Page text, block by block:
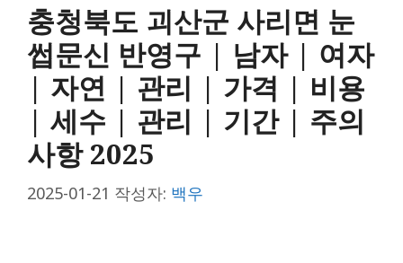
충청북도 괴산군 사리면 눈
썹문신 반영구 | 남자 | 여자
| 자연 | 관리 | 가격 | 비용
| 세수 | 관리 | 기간 | 주의
사항 2025
2025-01-21 작성자: 백우